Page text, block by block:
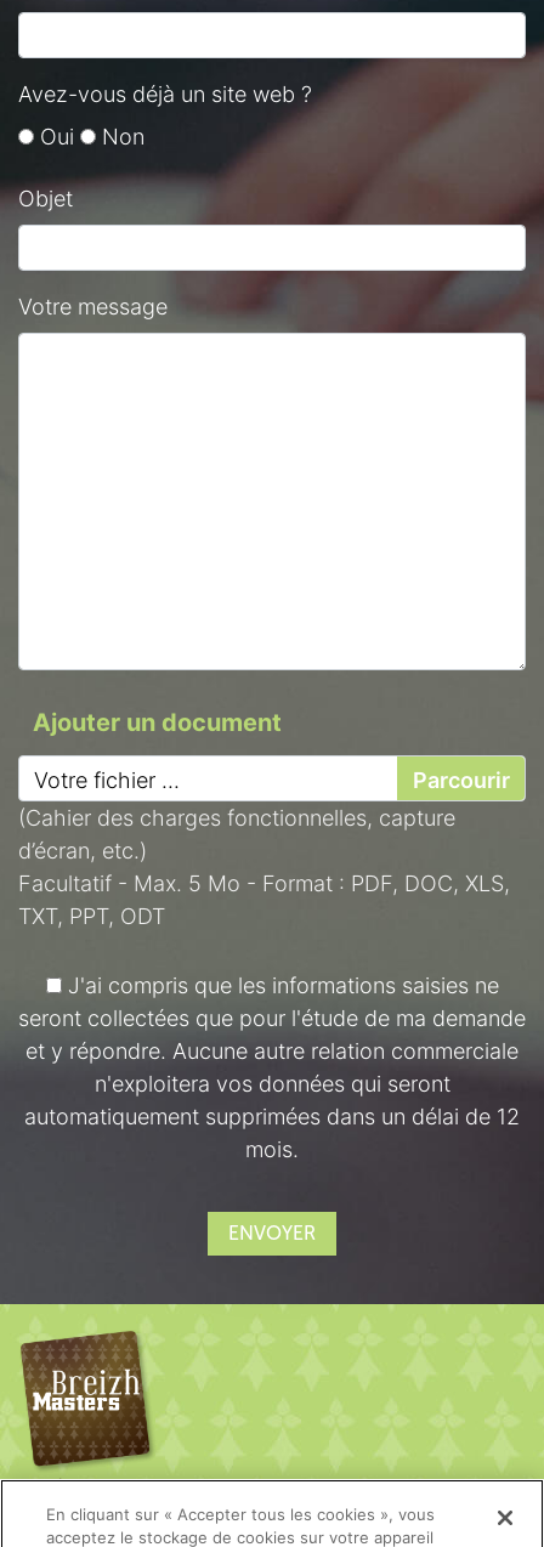
Avez-vous déjà un site web ?
Oui
Non
Objet
Votre message
Ajouter un document
Votre fichier ...
(Cahier des charges fonctionnelles, capture
d’écran, etc.)
Facultatif - Max. 5 Mo - Format : PDF, DOC, XLS,
TXT, PPT, ODT
J'ai compris que les informations saisies ne
seront collectées que pour l'étude de ma demande
et y répondre. Aucune autre relation commerciale
n'exploitera vos données qui seront
automatiquement supprimées dans un délai de 12
mois.
ENVOYER
BreizhMasters
Mentions légales
En cliquant sur « Accepter tous les cookies », vous
acceptez le stockage de cookies sur votre appareil